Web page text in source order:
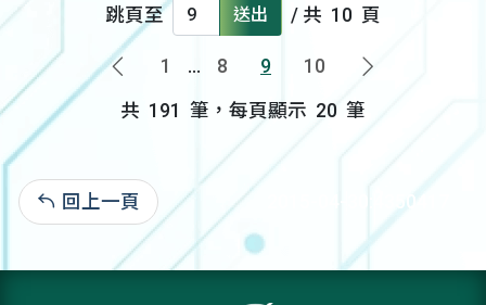
跳頁至 送出 / 共 10 頁
上一頁
1 ... 8 9 10
下一頁
共 191 筆，每頁顯示 20 筆
回上一頁 2015-04-30:4350417